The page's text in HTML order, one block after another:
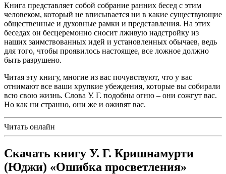
Книга представляет собой собрание ранних бесед с этим
человеком, который не вписывается ни в какие существующие
общественные и духовные рамки и представления. На этих
беседах он бесцеремонно сносит лживую надстройку из
наших заимствованных идей и установленных обычаев, ведь
для того, чтобы проявилось настоящее, все ложное должно
быть разрушено.
Читая эту книгу, многие из вас почувствуют, что у вас
отнимают все ваши хрупкие убеждения, которые вы собирали
всю свою жизнь. Слова У. Г. подобны огню – они сожгут вас.
Но как ни странно, они же и оживят вас.
Читать онлайн
Скачать книгу У. Г. Кришнамурти
(Юджи) «Ошибка просветления»